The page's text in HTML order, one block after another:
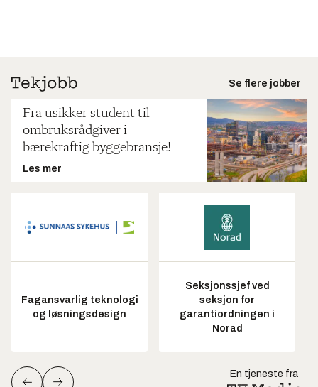
Se flere jobber
Fra usikker student til
ombruksrådgiver i
bærekraftig byggebransje!
Les mer
Fagansvarlig teknologi
og løsningsdesign
Seksjonssjef ved
seksjon for
garantiordningen i
Norad
En tjeneste fra